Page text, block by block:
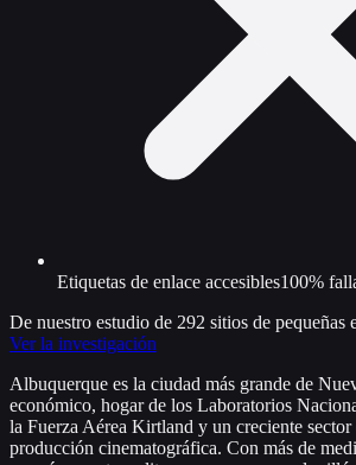
Etiquetas de enlace accesibles100%
De nuestro estudio de 292 sitios de pequeñas
Ver la investigación
Albuquerque es la ciudad más grande de
económico, hogar de los Laboratorios
la Fuerza Aérea Kirtland y un creciente
producción cinematográfica. Con más de